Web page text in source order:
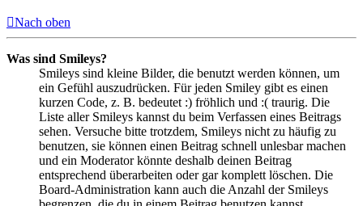
Nach oben
Was sind Smileys?
Smileys sind kleine Bilder, die benutzt werden können, um
ein Gefühl auszudrücken. Für jeden Smiley gibt es einen
kurzen Code, z. B. bedeutet :) fröhlich und :( traurig. Die
Liste aller Smileys kannst du beim Verfassen eines Beitrags
sehen. Versuche bitte trotzdem, Smileys nicht zu häufig zu
benutzen, sie können einen Beitrag schnell unlesbar machen
und ein Moderator könnte deshalb deinen Beitrag
entsprechend überarbeiten oder gar komplett löschen. Die
Board-Administration kann auch die Anzahl der Smileys